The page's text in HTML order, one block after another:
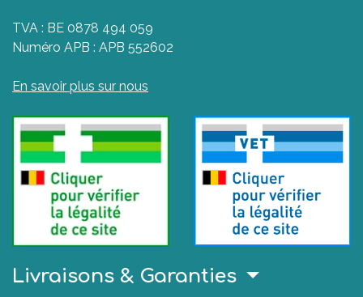
TVA : BE 0878 494 059
Numéro APB : APB 552602
En savoir plus sur nous
Livraisons & Garanties